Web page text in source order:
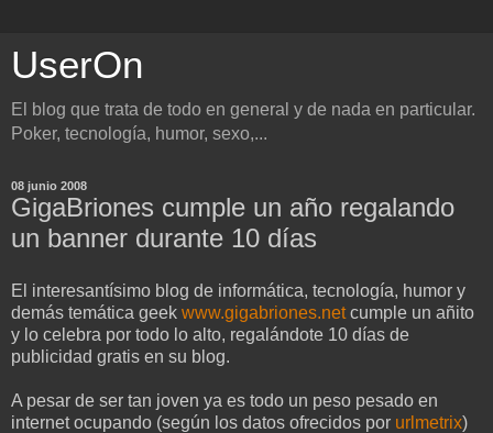
UserOn
El blog que trata de todo en general y de nada en particular.
Poker, tecnología, humor, sexo,...
08 junio 2008
GigaBriones cumple un año regalando
un banner durante 10 días
El interesantísimo blog de informática, tecnología, humor y
demás temática geek www.gigabriones.netcumple un añito
y lo celebra por todo lo alto, regalándote 10 días de
publicidad gratis en su blog.
A pesar de ser tan joven ya es todo un peso pesado en
internet ocupando (según los datos ofrecidos por urlmetrix)